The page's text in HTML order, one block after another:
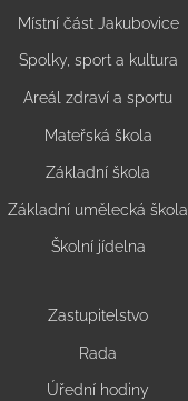
Místní část Jakubovice
Spolky, sport a kultura
Areál zdraví a sportu
Mateřská škola
Základní škola
Základní umělecká škola
Školní jídelna
Zastupitelstvo
Rada
Úřední hodiny